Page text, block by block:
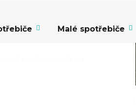
Malé spotřebiče